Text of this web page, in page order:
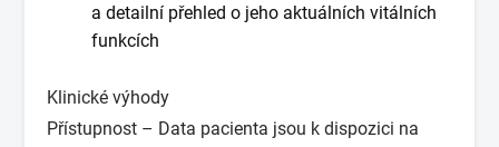
a detailní přehled o jeho aktuálních vitálních
funkcích
Klinické výhody
Přístupnost – Data pacienta jsou k dispozici na